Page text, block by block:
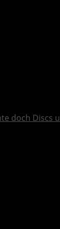
doch Discs